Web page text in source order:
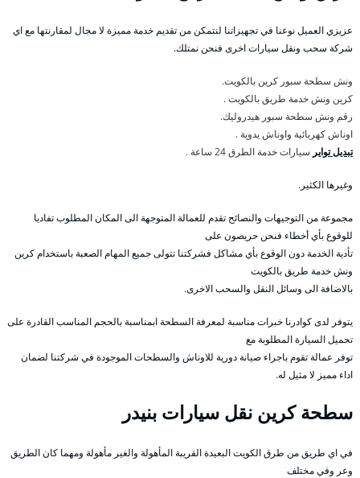
عزيزي العميل نوعنا في تجهيزاتنا لنتمكن من تقديم خدمة مميزة لا مجال لمقارنتها مع اي
شركة سحب ونقل سيارات اخرى فنحن نمتلك.
ونش سطحة سبور كرين بالكويت.
كرين ونش خدمة طريق بالكويت .
رقم ونش سطحة سبور هيدروليك.
اوناش كهربائية واوناش يدوية .
تبديل تواير سيارات خدمة الطرق 24 ساعة .
وغيرها الكثير.
مجموعة من التوجيهات والنصائح تقدم للعمالة المتوجهة الى المكان المطلوب تفاديا
للوقوع بأي أخطاء فنحن حريصون على
تأدية الخدمة دون الوقوع بأي مشاكل فشركتنا تتولى جميع المهام الصعبة باستخدام كرين
ونش خدمة طريق بالكويت
بالاضافة الى وسائل النقل والسحب الاخرى.
يتوفر لدى كوادرنا خبرات مناسبة لمعرفة السطحة ابمناسبة بالحجم المناسب القادرة على
تحميل السيارة المطلوبة مع
توفر عمالة تقوم باجراء صيانة دورية للاوناش والسطحات الموجودة في شركتنا لضمان
اداء مميز لا مثيل له.
سطحة كرين نقل سيارات بنيدر
في اي طريق من طرق الكويت البعيدة القريبة المأهولة والغير مأهولة ومهما كان الطريق
وعر وفي مختلف